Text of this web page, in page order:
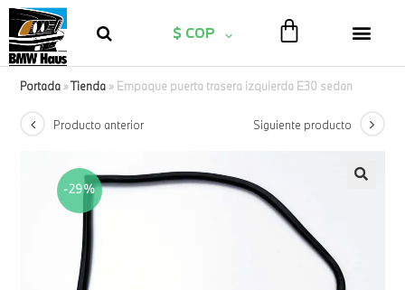
$ COP
Portada»Tienda» Empaque puerta trasera izquierda E30 sedan
-29%
Producto anterior Siguiente producto